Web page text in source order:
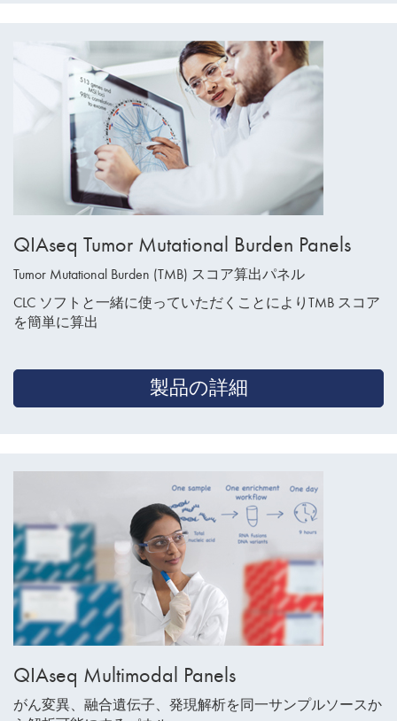
QIAseq Tumor Mutational Burden Panels
Tumor Mutational Burden (TMB) スコア算出パネル
CLC ソフトと一緒に使っていただくことによりTMB スコア
を簡単に算出
製品の詳細
QIAseq Multimodal Panels
がん変異、融合遺伝子、発現解析を同一サンプルソースか